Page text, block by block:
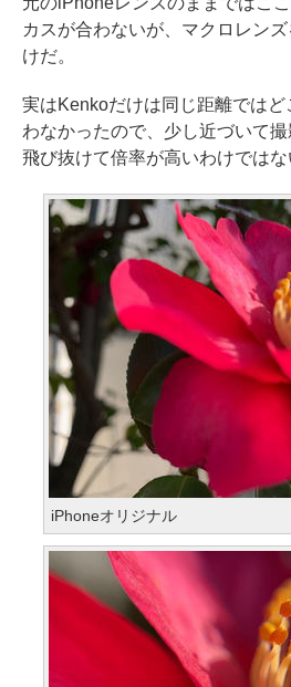
カスが合わないが、マクロレン
けだ。
実はKenkoだけは同じ距離では
わなかったので、少し近づいて
飛び抜けて倍率が高いわけではな
iPhoneオリジナル